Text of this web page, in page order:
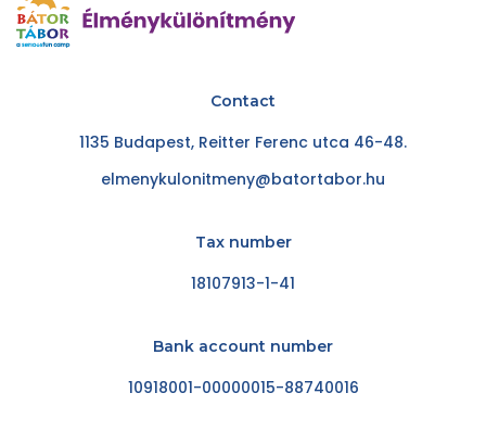
Contact
1135 Budapest, Reitter Ferenc utca 46-48.
elmenykulonitmeny@batortabor.hu
Tax number
18107913-1-41
Bank account number
10918001-00000015-88740016